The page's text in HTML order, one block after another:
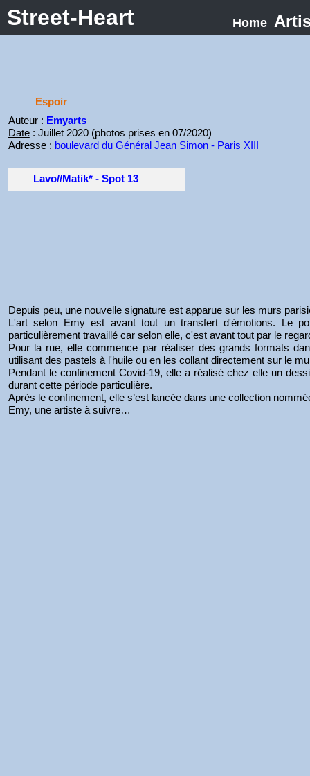
Street-Heart Home
Espoir
Auteur: Emyarts
Date: Juillet 2020 (photos prises en 07/2020)
Adresse: boulevard du Général Jean Simon - Paris XIII
Lavo//Matik* - Spot 13
Depuis peu, une nouvelle signature est apparue sur les murs
L'art selon Emy est avant tout un transfert d'émotions. Le
particulièrement travaillé car selon elle, c'est avant tout par le
Pour la rue, elle commence par réaliser des grands formats
utilisant des pastels à l'huile ou en les collant directement sur le
Pendant le confinement Covid-19, elle a réalisé chez elle un
durant cette période particulière.
Après le confinement, elle s’est lancée dans une collection
Emy, une artiste à suivre…